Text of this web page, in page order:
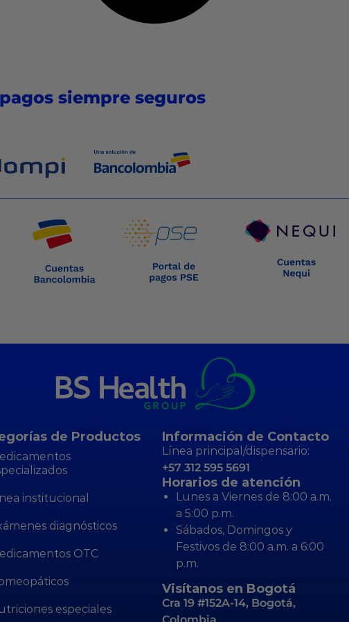
siempre seguros
de Productos
institucional
diagnósticos
OTC
especiales
Información de Contacto
Línea principal/dispensario:
+57 312 595 5691
Horarios de atención
Lunes a Viernes de 8:00 a.m.
a 5:00 p.m.
Sábados, Domingos y
Festivos de 8:00 a.m. a 6:00
p.m.
Visítanos en Bogotá
Cra 19 #152A-14, Bogotá,